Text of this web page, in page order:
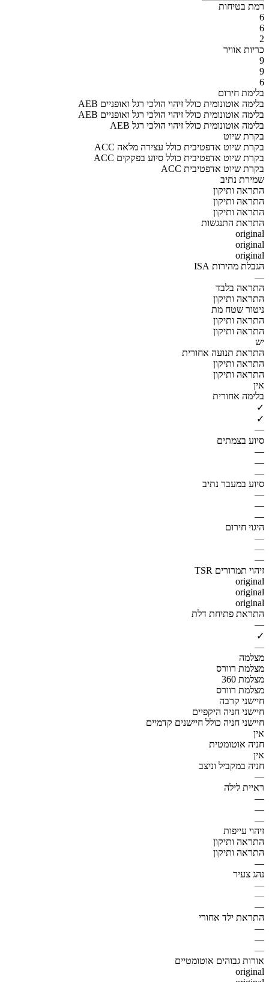
רמת בטיחות
6
6
2
כריות אוויר
9
9
6
בלימת חירום
AEB בלימה אוטונומית כולל זיהוי הולכי רגל ואופניים
AEB בלימה אוטונומית כולל זיהוי הולכי רגל ואופניים
AEB בלימה אוטונומית כולל זיהוי הולכי רגל
בקרת שיוט
ACC בקרת שיוט אדפטיבית כולל עצירה מלאה
ACC בקרת שיוט אדפטיבית כולל סיוע בפקקים
ACC בקרת שיוט אדפטיבית
שמירת נתיב
התראה ותיקון
התראה ותיקון
התראה ותיקון
התראת התנגשות
original
original
original
הגבלת מהירות ISA
—
התראה בלבד
התראה ותיקון
ניטור שטח מת
התראה ותיקון
התראה ותיקון
יש
התראת תנועה אחורית
התראה ותיקון
התראה ותיקון
אין
בלימה אחורית
✓
✓
—
סיוע בצמתים
—
—
—
סיוע במעבר נתיב
—
—
—
היגוי חירום
—
—
—
זיהוי תמרורים TSR
original
original
original
התראת פתיחת דלת
—
✓
—
מצלמה
מצלמת רוורס
מצלמת 360
מצלמת רוורס
חיישני קרבה
חיישני חניה היקפיים
חיישני חניה כולל חיישנים קדמיים
אין
חניה אוטומטית
אין
חניה במקביל וניצב
—
ראיית לילה
—
—
—
זיהוי עייפות
התראה ותיקון
התראה ותיקון
—
נהג צעיר
—
—
—
התראת ילד אחורי
—
—
—
אורות גבוהים אוטומטיים
original